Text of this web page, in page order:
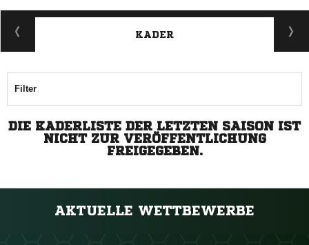
KADER
Filter
DIE KADERLISTE DER LETZTEN SAISON IST
NICHT ZUR VERÖFFENTLICHUNG
FREIGEGEBEN.
AKTUELLE WETTBEWERBE